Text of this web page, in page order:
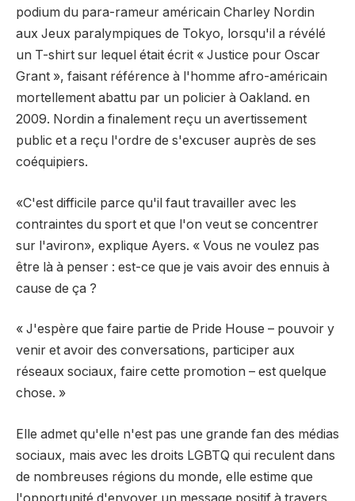
podium du para-rameur américain Charley Nordin
aux Jeux paralympiques de Tokyo, lorsqu'il a révélé
un T-shirt sur lequel était écrit « Justice pour Oscar
Grant », faisant référence à l'homme afro-américain
mortellement abattu par un policier à Oakland. en
2009. Nordin a finalement reçu un avertissement
public et a reçu l'ordre de s'excuser auprès de ses
coéquipiers.
«C'est difficile parce qu'il faut travailler avec les
contraintes du sport et que l'on veut se concentrer
sur l'aviron», explique Ayers. « Vous ne voulez pas
être là à penser : est-ce que je vais avoir des ennuis à
cause de ça ?
« J'espère que faire partie de Pride House – pouvoir y
venir et avoir des conversations, participer aux
réseaux sociaux, faire cette promotion – est quelque
chose. »
Elle admet qu'elle n'est pas une grande fan des médias
sociaux, mais avec les droits LGBTQ qui reculent dans
de nombreuses régions du monde, elle estime que